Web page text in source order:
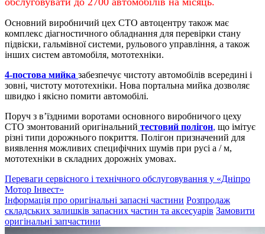
Основний виробничий цех СТО автоцентру також має
комплекс діагностичного обладнання для перевірки стану
підвіски, гальмівної системи, рульового управління, а також
інших систем автомобіля, мототехніки.
4-постова мийка забезпечує чистоту автомобілів всередині і
зовні, чистоту мототехніки. Нова портальна мийка дозволяє
швидко і якісно помити автомобілі.
Поруч з в’їздними воротами основного виробничого цеху
СТО змонтований оригінальний тестовий полігон, що імітує
різні типи дорожнього покриття. Полігон призначений для
виявлення можливих специфічних шумів при русі а / м,
мототехніки в складних дорожніх умовах.
Переваги сервісного і технічного обслуговування у «Дніпро
Мотор Інвест»
Інформація про оригінальні запасні частини Розпродаж
складських залишків запасних частин та аксесуарів Замовити
оригінальні запчастини